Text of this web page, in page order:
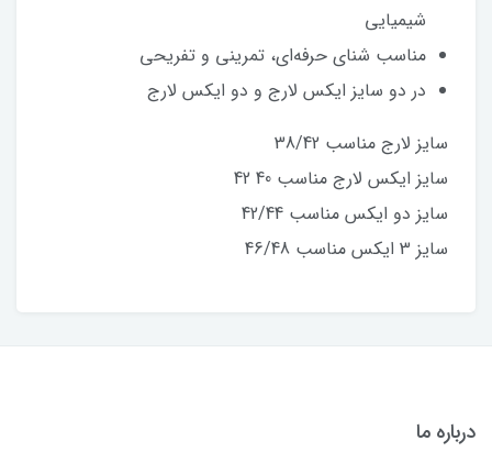
شیمیایی
مناسب شنای حرفه‌ای، تمرینی و تفریحی
در دو سایز ایکس لارج و دو ایکس لارج
سایز لارج مناسب 38/42
سایز ایکس لارج مناسب 40 42
سایز دو ایکس مناسب 42/44
سایز 3 ایکس مناسب 46/48
درباره ما